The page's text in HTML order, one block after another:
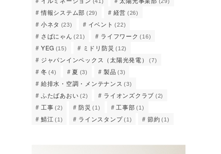
情報システム部 (29) 経営 (26)
小ネタ (23) イベント (22)
さばにゃん (21) ライフワーク (16)
YEG (15) ミドリ防災 (12)
ジャパンインペックス（太陽光発電） (7)
冬 (4) 夏 (3) 製品 (3)
給排水・空調・メンテナンス (3)
ふたばあおい (2) ライオンズクラブ (2)
工事 (2) 防災 (1) 工事部 (1)
鯖江 (1) ラインスタンプ (1) 節約 (1)